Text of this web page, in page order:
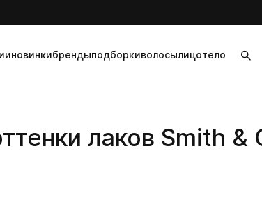
новинкибрендыподборкиволосылицотело
лаков Smith &